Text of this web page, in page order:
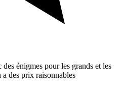
énigmes pour les grands et les
a des prix raisonnables